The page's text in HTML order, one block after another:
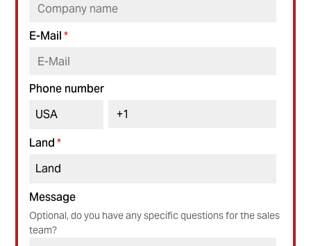
E-Mail *
Phone number
Land *
Message
Optional, do you have any specific questions for the sales
team?